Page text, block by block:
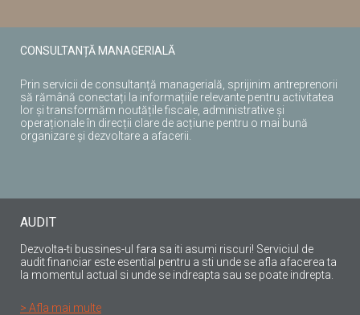
CONSULTANȚĂ MANAGERIALĂ
Prin servicii de consultanță managerială, sprijinim antreprenorii
să rămână conectați la informațiile relevante pentru activitatea
lor și transformăm noutățile fiscale, administrative și
operaționale în direcții clare de acțiune pentru o mai bună
organizare și dezvoltare a afacerii.
AUDIT
Dezvolta-ti bussines-ul fara sa iti asumi riscuri! Serviciul de
audit financiar este esential pentru a sti unde se afla afacerea ta
la momentul actual si unde se indreapta sau se poate indrepta.
> Afla mai multe